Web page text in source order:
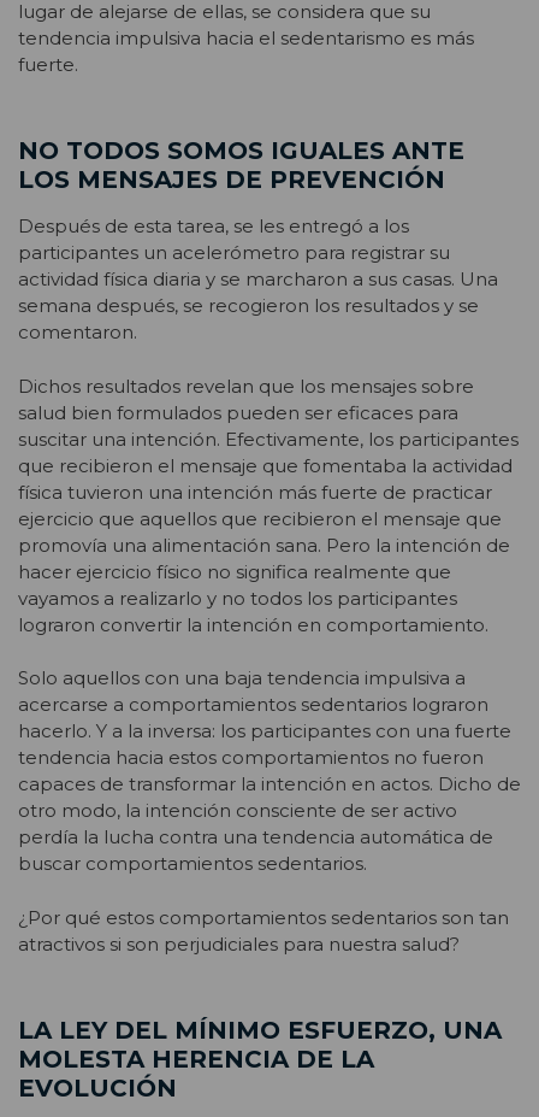
lugar de alejarse de ellas, se considera que su
tendencia impulsiva hacia el sedentarismo es más
fuerte.
NO TODOS SOMOS IGUALES ANTE
LOS MENSAJES DE PREVENCIÓN
Después de esta tarea, se les entregó a los
participantes un acelerómetro para registrar su
actividad física diaria y se marcharon a sus casas. Una
semana después, se recogieron los resultados y se
comentaron.
Dichos resultados revelan que los mensajes sobre
salud bien formulados pueden ser eficaces para
suscitar una intención. Efectivamente, los participantes
que recibieron el mensaje que fomentaba la actividad
física tuvieron una intención más fuerte de practicar
ejercicio que aquellos que recibieron el mensaje que
promovía una alimentación sana. Pero la intención de
hacer ejercicio físico no significa realmente que
vayamos a realizarlo y no todos los participantes
lograron convertir la intención en comportamiento.
Solo aquellos con una baja tendencia impulsiva a
acercarse a comportamientos sedentarios lograron
hacerlo. Y a la inversa: los participantes con una fuerte
tendencia hacia estos comportamientos no fueron
capaces de transformar la intención en actos. Dicho de
otro modo, la intención consciente de ser activo
perdía la lucha contra una tendencia automática de
buscar comportamientos sedentarios.
¿Por qué estos comportamientos sedentarios son tan
atractivos si son perjudiciales para nuestra salud?
LA LEY DEL MÍNIMO ESFUERZO, UNA
MOLESTA HERENCIA DE LA
EVOLUCIÓN